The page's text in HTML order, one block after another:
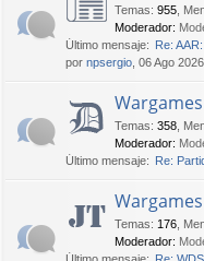
Temas: 955
Moderador:
Último mensaje: Re:
por npsergio , 06 Ago
Temas: 358
Moderador:
Último mensaje: Re:
Temas: 176
Moderador: